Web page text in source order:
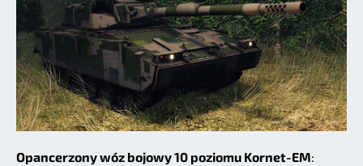
Opancerzony wóz bojowy 10 poziomu Kornet-EM: